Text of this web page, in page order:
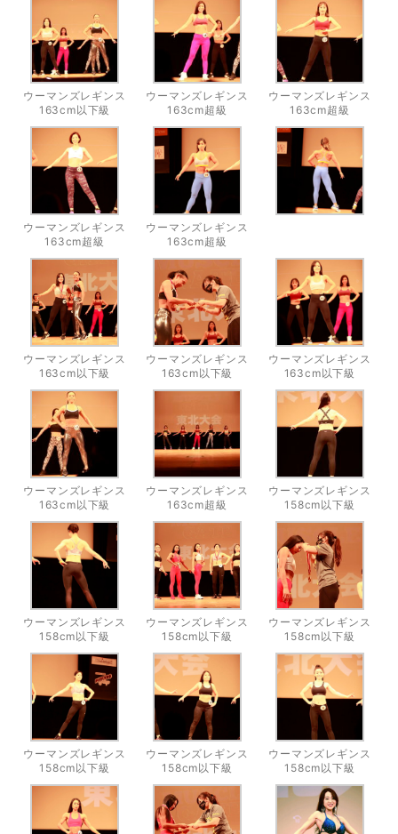
ウーマンズレギンス
163cm以下級
ウーマンズレギンス
163cm超級
ウーマンズレギンス
163cm超級
ウーマンズレギンス
163cm超級
ウーマンズレギンス
163cm超級
ウーマンズレギンス
163cm以下級
ウーマンズレギンス
163cm以下級
ウーマンズレギンス
163cm以下級
ウーマンズレギンス
163cm以下級
ウーマンズレギンス
163cm超級
ウーマンズレギンス
158cm以下級
ウーマンズレギンス
158cm以下級
ウーマンズレギンス
158cm以下級
ウーマンズレギンス
158cm以下級
ウーマンズレギンス
158cm以下級
ウーマンズレギンス
158cm以下級
ウーマンズレギンス
158cm以下級